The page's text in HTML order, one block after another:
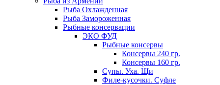
Рыба Охлажденная
Рыба Замороженная
Рыбные консервации
ЭКО ФУД
Рыбные консервы
Консервы 240 гр.
Консервы 160 гр.
Супы. Уха. Щи
Филе-кусочки. Суфле